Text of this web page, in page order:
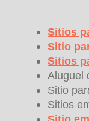
Sitios
Sitio
Sitios
Aluguel
Sitio
Sitios